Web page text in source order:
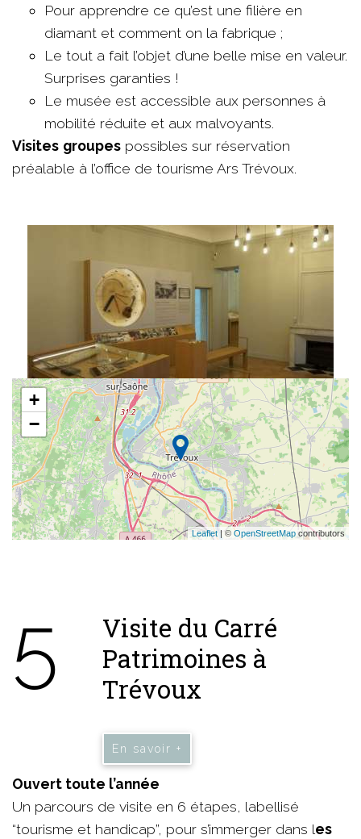
Pour apprendre ce qu’est une filière en
diamant et comment on la fabrique ;
Le tout a fait l’objet d’une belle mise en valeur.
Surprises garanties !
Le musée est accessible aux personnes à
mobilité réduite et aux malvoyants.
Visites groupes possibles sur réservation
préalable à l’office de tourisme Ars Trévoux.
+
−
Leaflet | © OpenStreetMap contributors
5
Visite du Carré
Patrimoines à
Trévoux
En savoir +
Ouvert toute l’année
Un parcours de visite en 6 étapes, labellisé
“tourisme et handicap”, pour s’immerger dans les